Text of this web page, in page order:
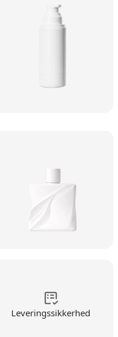
Leveringssikkerhed